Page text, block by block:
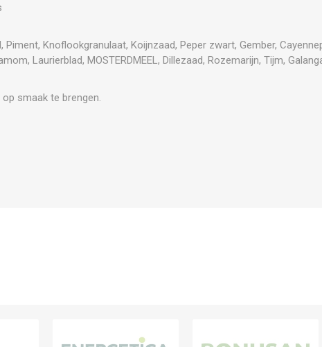
Piment, Knoflookgranulaat, Koijnzaad, Peper zwart, Gember,
Laurierblad, MOSTERDMEEL, Dillezaad, Rozemarijn, Tijm,
smaak te brengen.